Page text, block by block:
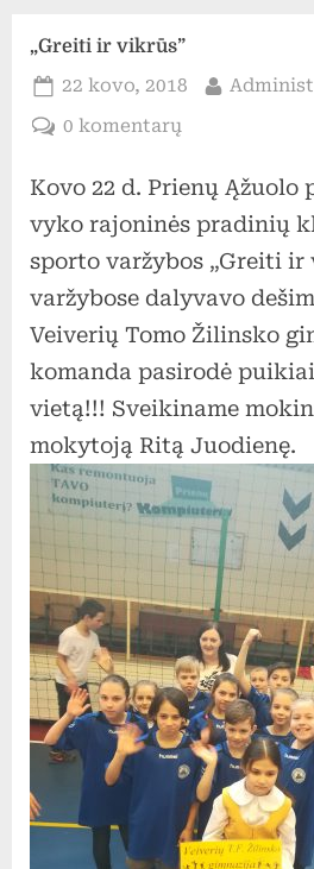
„Greiti ir vikrūs”
Posted
on
22 kovo, 2018 By
0 komentarųįraše
ir
vikrūs”
Kovo 22 d. Prienų Ąžuolo
vyko rajoninės pradinių
sporto varžybos „Greiti ir
varžybose dalyvavo
Veiverių Tomo Žilinsko
komanda pasirodė
vietą!!! Sveikiname
mokytoją Ritą Juodienę.